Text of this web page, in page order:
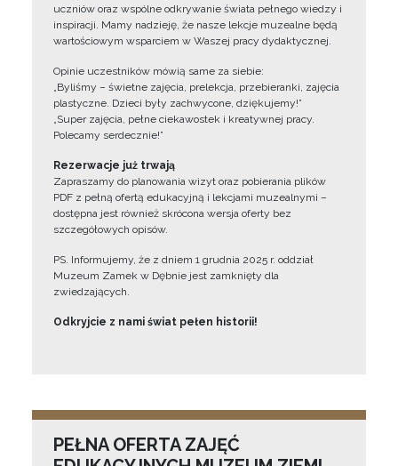
uczniów oraz wspólne odkrywanie świata pełnego wiedzy i
inspiracji. Mamy nadzieję, że nasze lekcje muzealne będą
wartościowym wsparciem w Waszej pracy dydaktycznej.
Opinie uczestników mówią same za siebie:
„Byliśmy – świetne zajęcia, prelekcja, przebieranki, zajęcia
plastyczne. Dzieci były zachwycone, dziękujemy!”
„Super zajęcia, pełne ciekawostek i kreatywnej pracy.
Polecamy serdecznie!”
Rezerwacje już trwają
Zapraszamy do planowania wizyt oraz pobierania plików
PDF z pełną ofertą edukacyjną i lekcjami muzealnymi –
dostępna jest również skrócona wersja oferty bez
szczegółowych opisów.
PS. Informujemy, że z dniem 1 grudnia 2025 r. oddział
Muzeum Zamek w Dębnie jest zamknięty dla
zwiedzających.
Odkryjcie z nami świat pełen historii!
PEŁNA OFERTA ZAJĘĆ